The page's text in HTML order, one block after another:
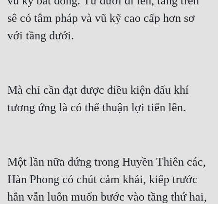
sê có tâm pháp và vũ kỹ cao cấp hơn sơ
với tầng dưới.
Mà chỉ cần đạt được điều kiện đấu khí
tương ứng là có thể thuận lợi tiến lên.
Một lần nữa đứng trong Huyền Thiên các,
Hàn Phong có chút cảm khái, kiếp trước
hắn vẫn luôn muốn bước vào tầng thứ hai,